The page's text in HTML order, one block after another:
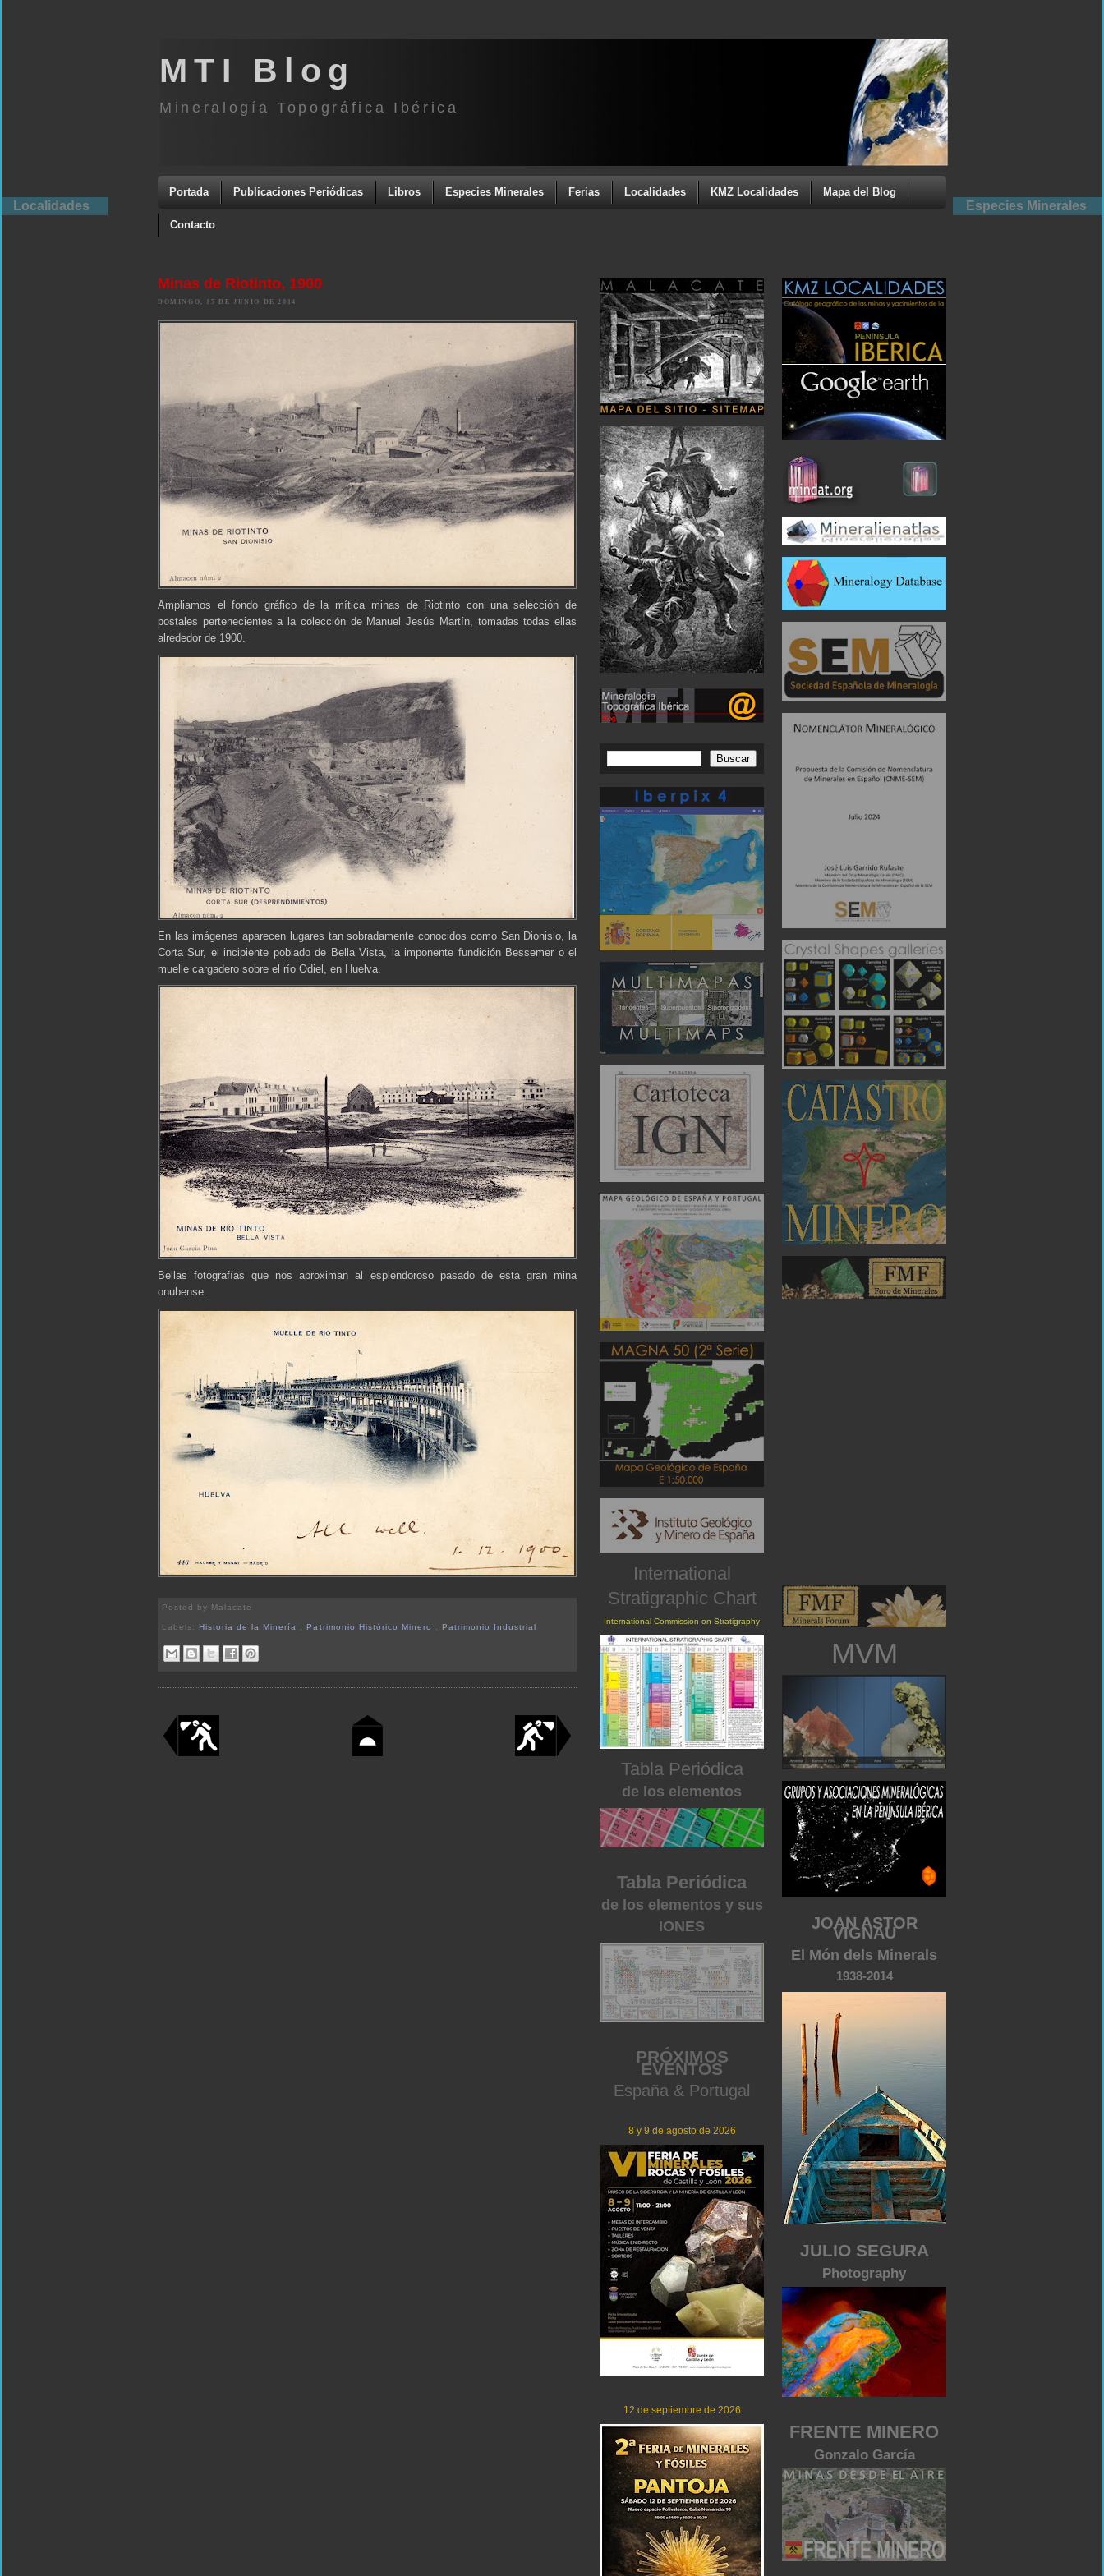
MTI Blog
Mineralogía Topográfica Ibérica
Portada Publicaciones Periódicas Libros Especies Minerales Ferias Localidades KMZ Localidades Mapa del Blog
Contacto
MVM
JOAN ASTOR
VIGNAU
El Món dels Minerals
1938-2014
JULIO SEGURA
Photography
FRENTE MINERO
Gonzalo García
Minas de Riotinto, 1900
DOMINGO, 15 DE JUNIO DE 2014
Ampliamos el fondo gráfico de la mítica minas de Riotinto con una selección de
postales pertenecientes a la colección de Manuel Jesús Martín, tomadas todas ellas
alrededor de 1900.
En las imágenes aparecen lugares tan sobradamente conocidos como San Dionisio, la
Corta Sur, el incipiente poblado de Bella Vista, la imponente fundición Bessemer o el
muelle cargadero sobre el río Odiel, en Huelva.
Bellas fotografías que nos aproximan al esplendoroso pasado de esta gran mina
onubense.
Posted by Malacate
Labels:Historia de la Minería ,Patrimonio Histórico Minero Patrimonio Industrial
International
Stratigraphic Chart
International Commission on Stratigraphy
Tabla Periódica
de los elementos
Tabla Periódica
de los elementos y sus
IONES
PRÓXIMOS
EVENTOS
España & Portugal
8 y 9 de agosto de 2026
12 de septiembre de 2026
Localidades Especies Minerales